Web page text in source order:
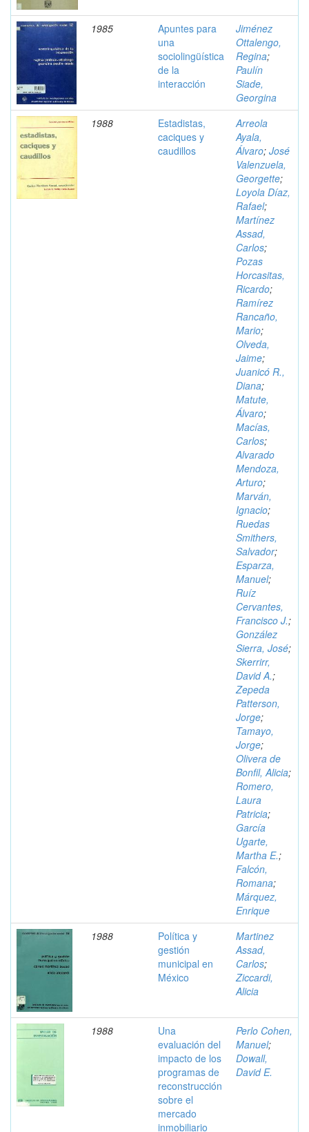
1985
Apuntes para
una
sociolingüística
de la
interacción
Jiménez
Ottalengo,
Regina;
Paulín
Siade,
Georgina
1988
Estadistas,
caciques y
caudillos
Arreola
Ayala,
Álvaro; José
Valenzuela,
Georgette;
Loyola Díaz,
Rafael;
Martínez
Assad,
Carlos;
Pozas
Horcasitas,
Ricardo;
Ramírez
Rancaño,
Mario;
Olveda,
Jaime;
Juanicó R.,
Diana;
Matute,
Álvaro;
Macías,
Carlos;
Alvarado
Mendoza,
Arturo;
Marván,
Ignacio;
Ruedas
Smithers,
Salvador;
Esparza,
Manuel;
Ruíz
Cervantes,
Francisco J.;
González
Sierra, José;
Skerrirr,
David A.;
Zepeda
Patterson,
Jorge;
Tamayo,
Jorge;
Olivera de
Bonfil, Alicia;
Romero,
Laura
Patricia;
García
Ugarte,
Martha E.;
Falcón,
Romana;
Márquez,
Enrique
1988
Política y
gestión
municipal en
México
Martinez
Assad,
Carlos;
Ziccardi,
Alicia
1988
Una
evaluación del
impacto de los
programas de
reconstrucción
sobre el
mercado
inmobiliario
Perlo Cohen,
Manuel;
Dowall,
David E.